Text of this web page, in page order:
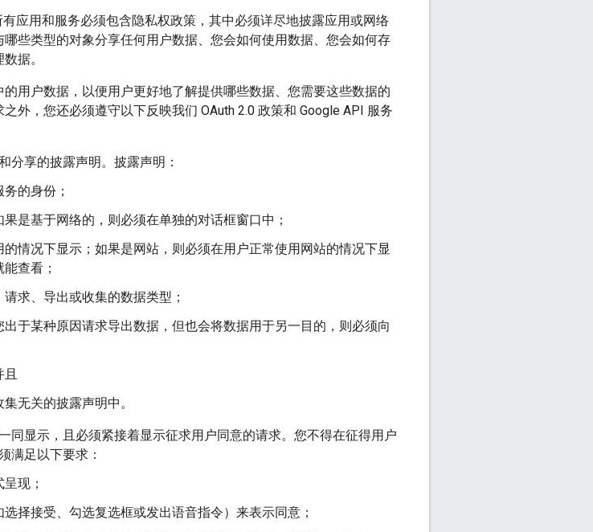
应用和服务必须包含隐私权政策，其中必须详尽地披露应用或网络
些类型的对象分享任何用户数据、您会如何使用数据、您会如何存
据。
用户数据，以便用户更好地了解提供哪些数据、您需要这些数据的
外，您还必须遵守以下反映我们 OAuth 2.0 政策和 Google API 服务
分享的披露声明。披露声明：
的身份；
是基于网络的，则必须在单独的对话框窗口中；
情况下显示；如果是网站，则必须在用户正常使用网站的情况下显
查看；
求、导出或收集的数据类型；
于某种原因请求导出数据，但也会将数据用于另一目的，则必须向
无关的披露声明中。
同显示，且必须紧接着显示征求用户同意的请求。您不得在征得用户
满足以下要求：
现；
择接受、勾选复选框或发出语音指令）来表示同意；